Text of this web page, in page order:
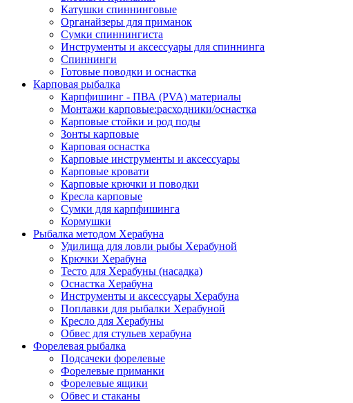
Катушки спиннинговые
Органайзеры для приманок
Сумки спиннингиста
Инструменты и аксессуары для спиннинга
Спиннинги
Готовые поводки и оснастка
Карповая рыбалка
Карпфишинг - ПВА (PVA) материалы
Монтажи карповые:расходники/оснастка
Карповые стойки и род поды
Зонты карповые
Карповая оснастка
Карповые инструменты и аксессуары
Карповые кровати
Карповые крючки и поводки
Кресла карповые
Сумки для карпфишинга
Кормушки
Рыбалка методом Херабуна
Удилища для ловли рыбы Херабуной
Крючки Херабуна
Тесто для Херабуны (насадка)
Оснастка Херабуна
Инструменты и аксессуары Херабуна
Поплавки для рыбалки Херабуной
Кресло для Херабуны
Обвес для стульев херабуна
Форелевая рыбалка
Подсачеки форелевые
Форелевые приманки
Форелевые ящики
Обвес и стаканы